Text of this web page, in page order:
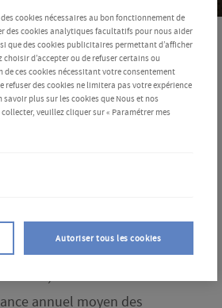
à l'échelle mondiale
de l'économie
inférieure aux
et de développement
progresseront de
selon les
annuel moyen des
cookies nécessaires au bon fonctionnement de
cookies analytiques facultatifs pour nous aider
que des cookies publicitaires permettant d’afficher
d’accepter ou de refuser certains ou
de ces cookies nécessitant votre consentement
des cookies ne limitera pas votre expérience
plus sur les cookies que Nous et nos
veuillez cliquer sur « Paramétrer mes
Autoriser tous les cookies